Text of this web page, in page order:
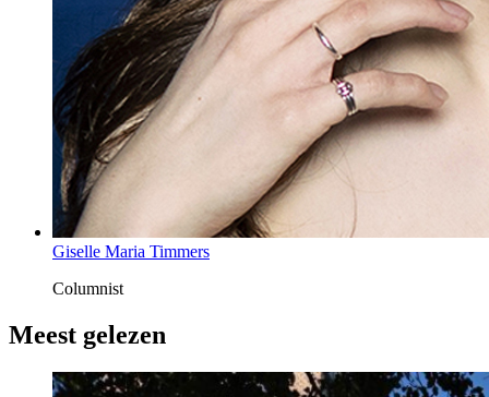
Giselle Maria Timmers
Columnist
Meest gelezen